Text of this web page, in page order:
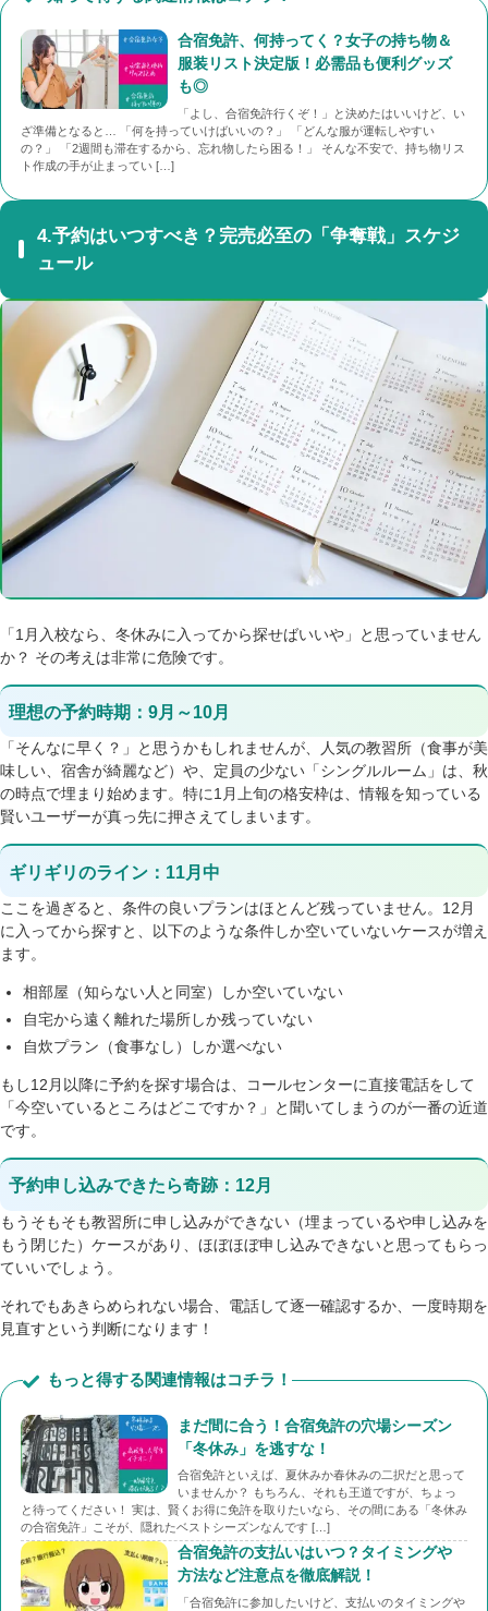
合宿免許、何持ってく？女子の持ち物＆
服装リスト決定版！必需品も便利グッズ
も◎
「よし、合宿免許行くぞ！」と決めたはいいけど、い
ざ準備となると… 「何を持っていけばいいの？」 「どんな服が運転しやすい
の？」 「2週間も滞在するから、忘れ物したら困る！」 そんな不安で、持ち物リス
ト作成の手が止まってい […]
4.予約はいつすべき？完売必至の「争奪戦」スケジ
ュール
「1月入校なら、冬休みに入ってから探せばいいや」と思っていません
か？ その考えは非常に危険です。
理想の予約時期：9月～10月
「そんなに早く？」と思うかもしれませんが、人気の教習所（食事が美
味しい、宿舎が綺麗など）や、定員の少ない「シングルルーム」は、秋
の時点で埋まり始めます。特に1月上旬の格安枠は、情報を知っている
賢いユーザーが真っ先に押さえてしまいます。
ギリギリのライン：11月中
ここを過ぎると、条件の良いプランはほとんど残っていません。12月
に入ってから探すと、以下のような条件しか空いていないケースが増え
ます。
相部屋（知らない人と同室）しか空いていない
自宅から遠く離れた場所しか残っていない
自炊プラン（食事なし）しか選べない
もし12月以降に予約を探す場合は、コールセンターに直接電話をして
「今空いているところはどこですか？」と聞いてしまうのが一番の近道
です。
予約申し込みできたら奇跡：12月
もうそもそも教習所に申し込みができない（埋まっているや申し込みを
もう閉じた）ケースがあり、ほぼほぼ申し込みできないと思ってもらっ
ていいでしょう。
それでもあきらめられない場合、電話して逐一確認するか、一度時期を
見直すという判断になります！
もっと得する関連情報はコチラ！
まだ間に合う！合宿免許の穴場シーズン
「冬休み」を逃すな！
合宿免許といえば、夏休みか春休みの二択だと思って
いませんか？ もちろん、それも王道ですが、ちょっ
と待ってください！ 実は、賢くお得に免許を取りたいなら、その間にある「冬休み
の合宿免許」こそが、隠れたベストシーズンなんです […]
合宿免許の支払いはいつ？タイミングや
方法など注意点を徹底解説！
「合宿免許に参加したいけど、支払いのタイミングや